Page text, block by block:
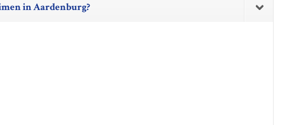
in Aardenburg?